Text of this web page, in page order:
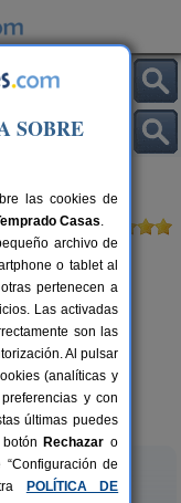
2-44+16 pers.
desde28 €
SOBRE
las cookies de
Casas.
archivo de
o tablet al
pertenecen a
Las activadas
son las
Al pulsar
(analíticas y
y con
últimas puedes
Rechazar o
de
POLÍTICA DE